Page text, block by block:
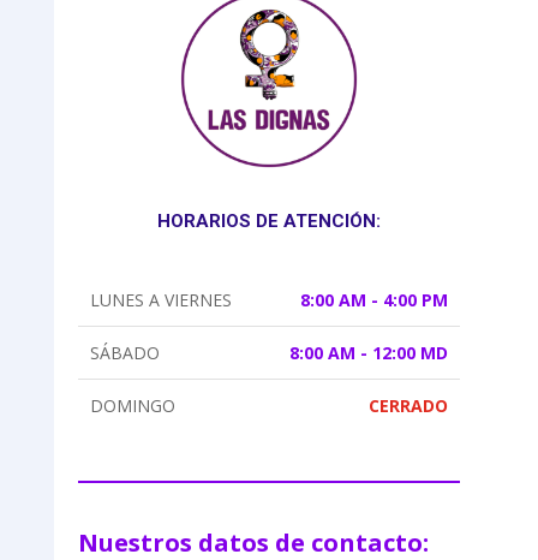
HORARIOS DE ATENCIÓN:
LUNES A VIERNES 8:00 AM - 4:00 PM
SÁBADO 8:00 AM - 12:00 MD
DOMINGO CERRADO
Nuestros datos de contacto: